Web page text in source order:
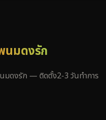
นมดงรัก
มดงรัก — ติดตั้ง2-3 วันทำการ